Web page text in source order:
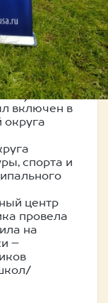
активное
дверей
включен в
спорта и
центр
провела
на
–